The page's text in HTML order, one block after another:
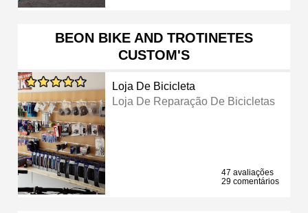
BEON BIKE AND TROTINETES
CUSTOM'S
Loja De Bicicleta
Loja De Reparação De Bicicletas
47 avaliações
29 comentários